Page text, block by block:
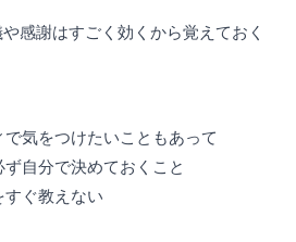
感謝はすごく効くから覚えておく
気をつけたいこともあって
自分で決めておくこと
ぐ教えない